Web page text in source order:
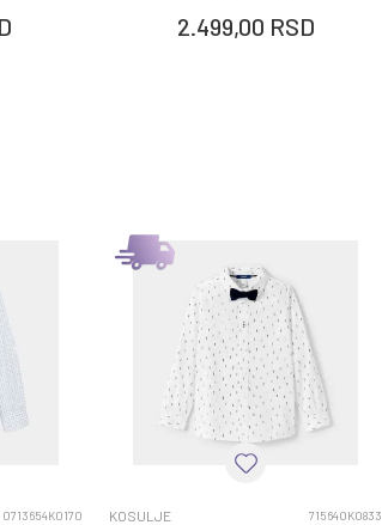
2.499,00 RSD
0713654K0170 KOSULJE 715640K0833